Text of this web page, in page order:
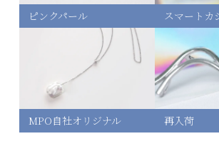
ピンクパール スマートカ
MPO自社オリジナル 再入荷